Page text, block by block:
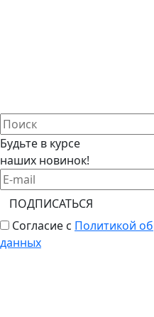
Будьте в курсе
наших новинок!
ПОДПИСАТЬСЯ
Согласие с Политикой
данных